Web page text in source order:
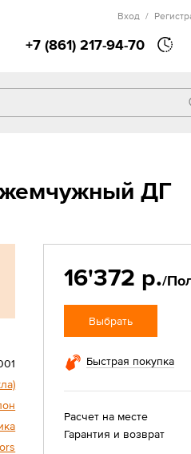
+7 (861) 217-94-70
Вход /
жемчужный ДГ
16'372 р./
Выбрать
Быстрая покупка
Расчет на месте
Гарантия и возврат